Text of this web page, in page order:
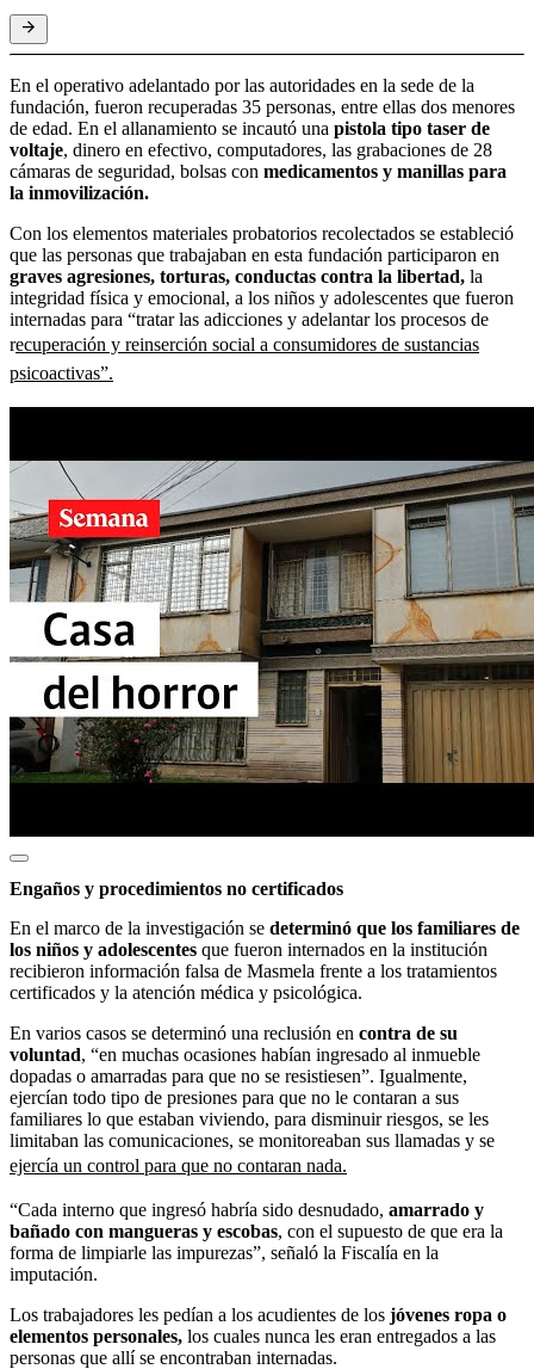
En el operativo adelantado por las autoridades en la sede de la
fundación, fueron recuperadas 35 personas, entre ellas dos menores
de edad. En el allanamiento se incautó una pistola tipo taser de
voltaje, dinero en efectivo, computadores, las grabaciones de 28
cámaras de seguridad, bolsas con medicamentos y manillas para
la inmovilización.
Con los elementos materiales probatorios recolectados se estableció
que las personas que trabajaban en esta fundación participaron en
graves agresiones, torturas, conductas contra la libertad, la
integridad física y emocional, a los niños y adolescentes que fueron
internadas para “tratar las adicciones y adelantar los procesos de
recuperación y reinserción social a consumidores de sustancias
psicoactivas”.
Engaños y procedimientos no certificados
En el marco de la investigación se determinó que los familiares de
los niños y adolescentes que fueron internados en la institución
recibieron información falsa de Masmela frente a los tratamientos
certificados y la atención médica y psicológica.
En varios casos se determinó una reclusión en contra de su
voluntad, “en muchas ocasiones habían ingresado al inmueble
dopadas o amarradas para que no se resistiesen”. Igualmente,
ejercían todo tipo de presiones para que no le contaran a sus
familiares lo que estaban viviendo, para disminuir riesgos, se les
limitaban las comunicaciones, se monitoreaban sus llamadas y se
ejercía un control para que no contaran nada.
“Cada interno que ingresó habría sido desnudado, amarrado y
bañado con mangueras y escobas, con el supuesto de que era la
forma de limpiarle las impurezas”, señaló la Fiscalía en la
imputación.
Los trabajadores les pedían a los acudientes de los jóvenes ropa o
elementos personales, los cuales nunca les eran entregados a las
personas que allí se encontraban internadas.